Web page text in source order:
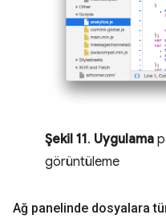
Şekil 11. Uygulama
görüntüleme
Ağ panelinde dosyalara